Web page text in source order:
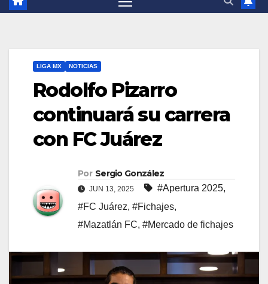
LIGA MX NOTICIAS
Rodolfo Pizarro
continuará su carrera
con FC Juárez
Por Sergio González
JUN 13, 2025 #Apertura 2025,
#FC Juárez, #Fichajes,
#Mazatlán FC, #Mercado de fichajes